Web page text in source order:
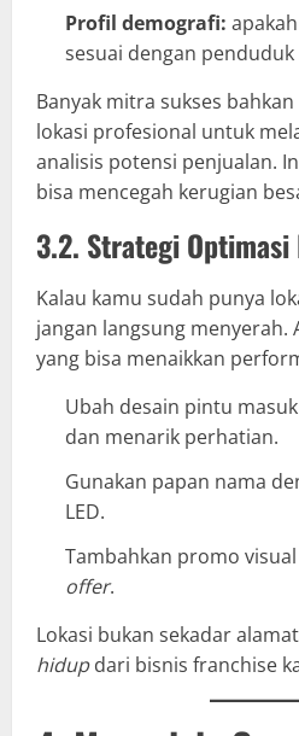
Profil demografi:
sesuai dengan penduduk
Banyak mitra sukses
lokasi profesional untuk
analisis potensi penjualan.
bisa mencegah kerugian
3.2. Strategi Optimasi
Kalau kamu sudah punya
jangan langsung menyerah.
yang bisa menaikkan
Ubah desain pintu
dan menarik perhatian.
Gunakan papan nama
LED.
Tambahkan promo
offer.
Lokasi bukan sekadar
hidupdari bisnis franchise